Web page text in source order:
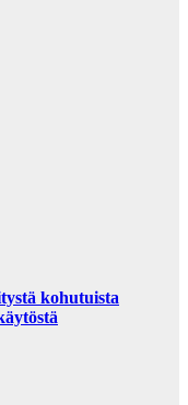
kohutuista